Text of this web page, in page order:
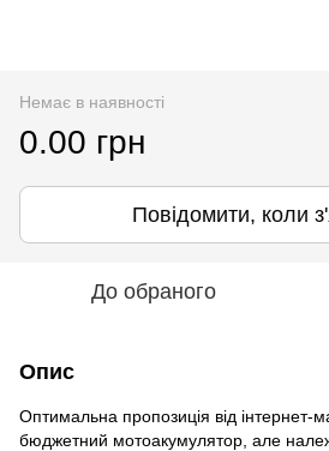
Немає в наявності
0.00 грн
Повідомити, коли
До обраного
Опис
Оптимальна пропозиція від інтернет-
бюджетний мотоакумулятор, але